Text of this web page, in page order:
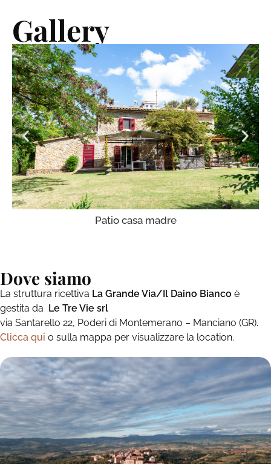
Gallery
Patio
Dove siamo
La struttura ricettiva La Grande Via/Il Daino Bianco è
gestita da Le Tre Vie srl
via Santarello 22, Poderi di Montemerano – Manciano (GR).
Clicca qui o sulla mappa per visualizzare la location.